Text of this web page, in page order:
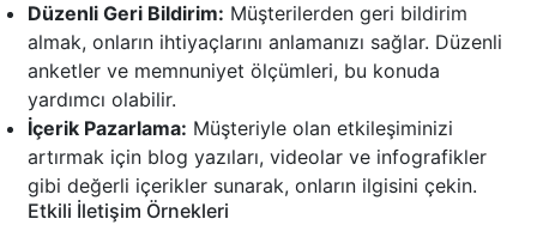
Düzenli Geri Bildirim: Müşterilerden geri bildirim
almak, onların ihtiyaçlarını anlamanızı sağlar. Düzenli
anketler ve memnuniyet ölçümleri, bu konuda
yardımcı olabilir.
İçerik Pazarlama: Müşteriyle olan etkileşiminizi
artırmak için blog yazıları, videolar ve infografikler
gibi değerli içerikler sunarak, onların ilgisini çekin.
Etkili İletişim Örnekleri